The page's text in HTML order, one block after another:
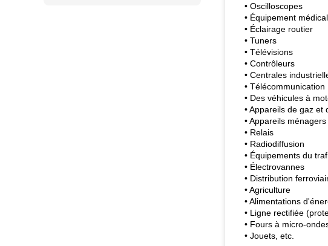
• Oscilloscopes
• Équipement
• Éclairage routier
• Tuners
• Télévisions
• Contrôleurs
• Centrales
• Télécommunication
• Des véhicules à
• Appareils de gaz et
• Appareils
• Relais
• Radiodiffusion
• Équipements du
• Électrovannes
• Distribution
• Agriculture
• Alimentations
• Ligne rectifiée
• Fours à micro-
• Jouets, etc.